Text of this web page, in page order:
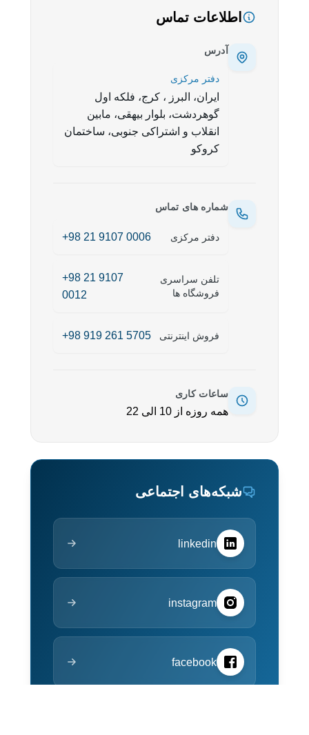
اطلاعات تماس
آدرس
دفتر مرکزی
ایران، البرز ، کرج، فلکه اول
گوهردشت، بلوار بیهقی، مابین
انقلاب و اشتراکی جنوبی، ساختمان
کروکو
شماره های تماس
دفتر مرکزی +98 21 9107 0006
تلفن سراسری
فروشگاه ها
+98 21 9107
0012
فروش اینترنتی +98 919 261 5705
ساعات کاری
همه روزه از 10 الی 22
شبکه‌های اجتماعی
linkedin
instagram
facebook